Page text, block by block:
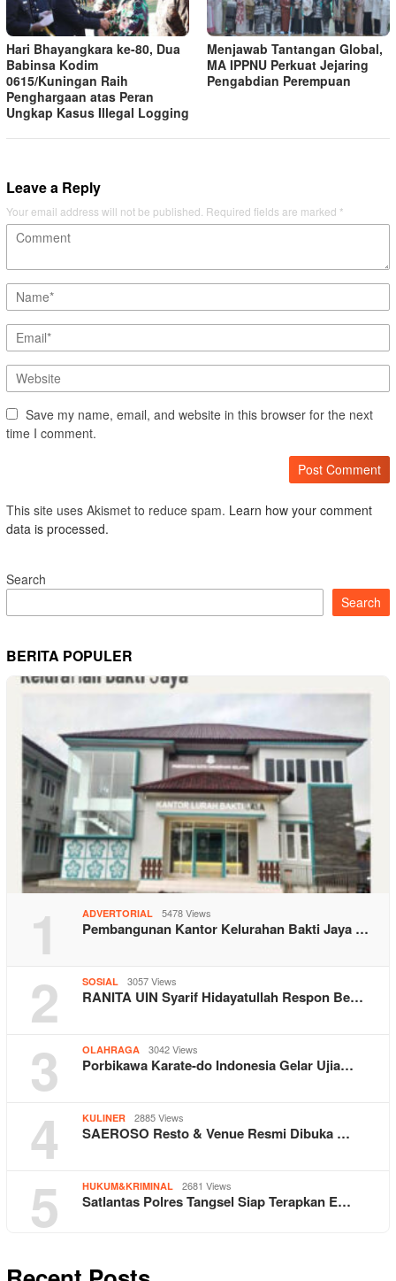
Hari Bhayangkara ke-80, Dua
Babinsa Kodim
0615/Kuningan Raih
Penghargaan atas Peran
Ungkap Kasus Illegal Logging
Menjawab Tantangan Global,
MA IPPNU Perkuat Jejaring
Pengabdian Perempuan
Leave a Reply
Your email address will not be published. Required fields are marked *
Save my name, email, and website in this browser for the next
time I comment.
This site uses Akismet to reduce spam. Learn how your comment
data is processed.
Search
Search
BERITA POPULER
1 ADVERTORIAL 5478 Views
Pembangunan Kantor Kelurahan Bakti Jaya …
2 SOSIAL 3057 Views
RANITA UIN Syarif Hidayatullah Respon Be…
3 OLAHRAGA 3042 Views
Porbikawa Karate-do Indonesia Gelar Ujia…
4 KULINER 2885 Views
SAEROSO Resto & Venue Resmi Dibuka …
5 HUKUM&KRIMINAL 2681 Views
Satlantas Polres Tangsel Siap Terapkan E…